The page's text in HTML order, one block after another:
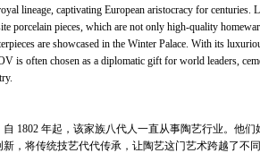
lineage, captivating European aristocracy for
porcelain pieces, which are not only high-quality
are showcased in the Winter Palace. With its
is often chosen as a diplomatic gift for world leaders,
1802 年起，该家族八代人一直从事陶艺行业。他们
，将传统技艺代代传承，让陶艺这门艺术跨越了不同